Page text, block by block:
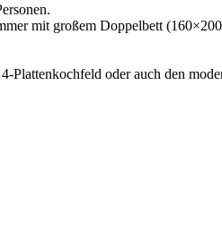
mit großem Doppelbett
Plattenkochfeld oder auch den